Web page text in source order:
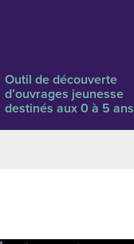
Outil de découverte
d’ouvrages jeunesse
destinés aux 0 à 5 ans